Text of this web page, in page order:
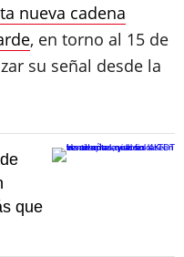
nueva cadena
, en torno al 15 de
su señal desde la
que